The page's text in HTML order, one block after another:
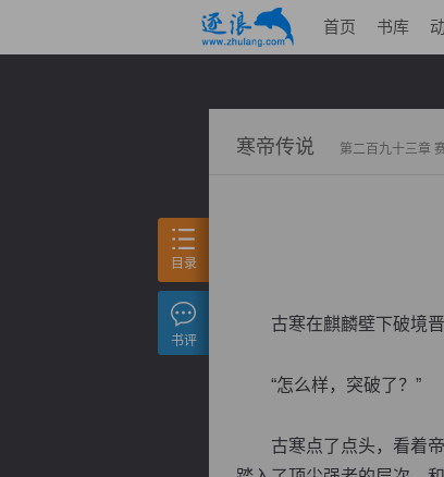
首页 书库
寒帝传说 第二百九十三章
古寒在麒麟壁下破境晋
“怎么样，突破了？”
古寒点了点头，看着帝
目录
书评